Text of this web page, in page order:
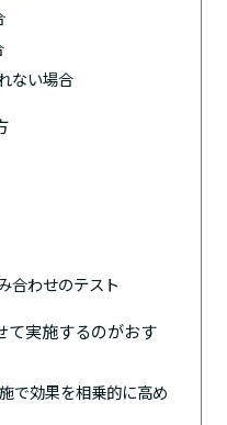
ない場合
合わせのテスト
て実施するのがおす
で効果を相乗的に高め